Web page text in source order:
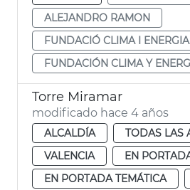
ALEJANDRO RAMON
FUNDACIÓ CLIMA I ENERGIA
FUNDACIÓN CLIMA Y
Torre Miramar
modificado hace 4 años
ALCALDÍA
TODAS LAS
VALENCIA
EN
EN PORTADA TEMÁTICA